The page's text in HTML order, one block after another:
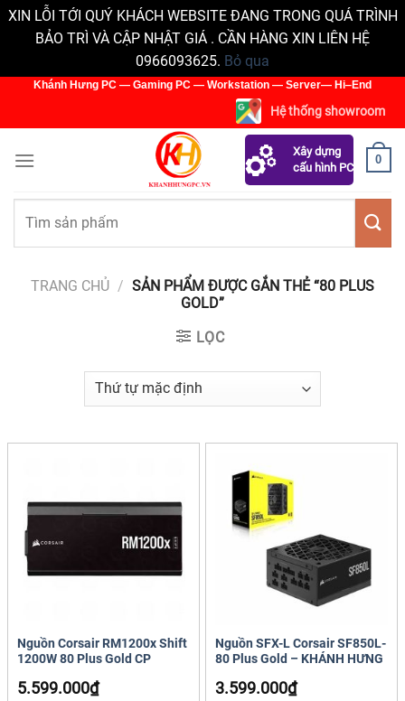
XIN LỖI TỚI QUÝ KHÁCH WEBSITE ĐANG TRONG QUÁ TRÌNH
BẢO TRÌ VÀ CẬP NHẬT GIÁ . CẦN HÀNG XIN LIÊN HỆ
0966093625. Bỏ qua
content
Hệ thống showroom
Khánh Hưng PC — Gaming PC — Workstation — Server— Hi‒End
Xây dựng
cấu hình PC
0
kiếm:
TRANG CHỦ / SẢN PHẨM ĐƯỢC GẮN THẺ “80 PLUS
GOLD”
LỌC
Nguồn Corsair RM1200x Shift
1200W 80 Plus Gold CP
5.599.000₫
Nguồn SFX-L Corsair SF850L-
80 Plus Gold – KHÁNH HƯNG
3.599.000₫